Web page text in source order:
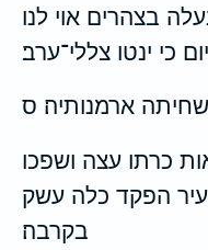
בצהרים אוי לנו
כי ינטו צללי־ערב׃
ארמנותיה׃ ס
כרתו עצה ושפכו
הפקד כלה עשק
בקרבה׃